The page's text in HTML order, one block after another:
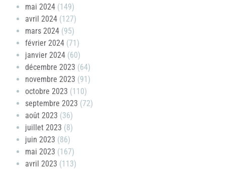
mai 2024 (149)
avril 2024 (127)
mars 2024 (95)
février 2024 (71)
janvier 2024 (60)
décembre 2023 (64)
novembre 2023 (91)
octobre 2023 (110)
septembre 2023 (72)
août 2023 (36)
juillet 2023 (8)
juin 2023 (86)
mai 2023 (167)
avril 2023 (113)